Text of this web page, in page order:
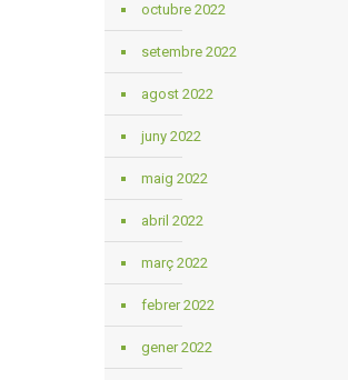
octubre 2022
setembre 2022
agost 2022
juny 2022
maig 2022
abril 2022
març 2022
febrer 2022
gener 2022